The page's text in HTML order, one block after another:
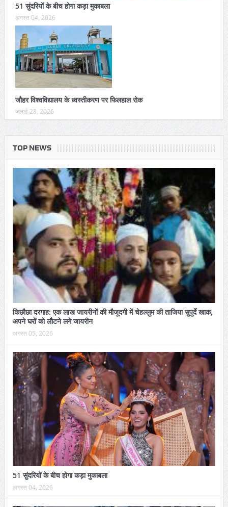
51 सुंदरियों के बीच होगा कड़ा मुकाबला
अगस्त 04, 2026
जौहर विश्वविद्यालय के ध्वस्तीकरण पर फिलहाल रोक
जुलाई 28, 2026
TOP NEWS
किछौछा दरगाह: एक लाख जायरीनों की मौजूदगी में चेहल्लुम की ताजिया सुपुर्दे खाक,
अपने घरों को लौटने लगे जायरीन
अगस्त 05, 2026
51 सुंदरियों के बीच होगा कड़ा मुकाबला
अगस्त 04, 2026